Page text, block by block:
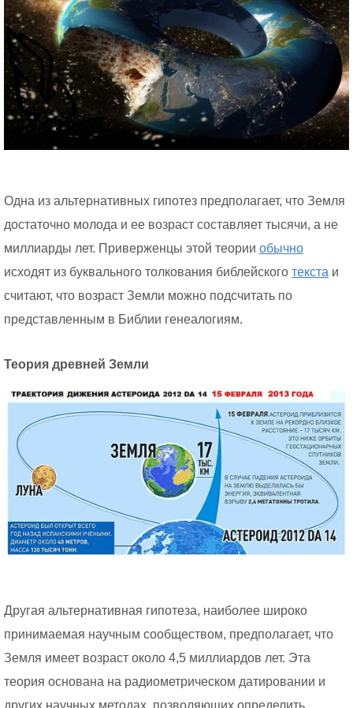
Одна из альтернативных гипотез предполагает, что Земля
достаточно молода и ее возраст составляет тысячи, а не
миллиарды лет. Приверженцы этой теории обычно
исходят из буквального толкования библейского текста и
считают, что возраст Земли можно подсчитать по
представленным в Библии генеалогиям.
Теория древней Земли
Другая альтернативная гипотеза, наиболее широко
принимаемая научным сообществом, предполагает, что
Земля имеет возраст около 4,5 миллиардов лет. Эта
теория основана на радиометрическом датировании и
других научных методах, позволяющих определить